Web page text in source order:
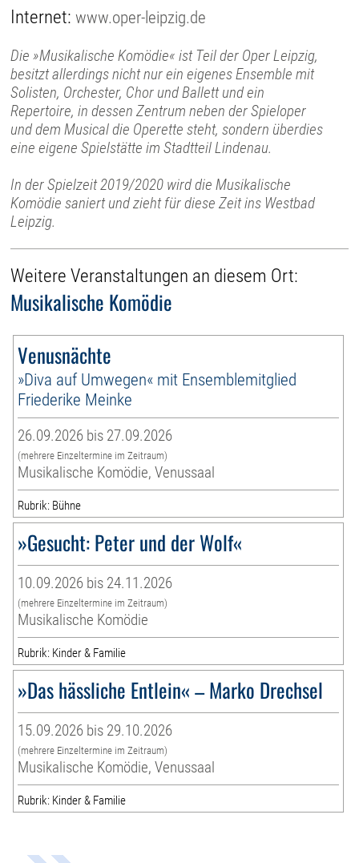
Internet:www.oper-leipzig.de
Die »Musikalische Komödie« ist Teil der Oper Leipzig,
besitzt allerdings nicht nur ein eigenes Ensemble mit
Solisten, Orchester, Chor und Ballett und ein
Repertoire, in dessen Zentrum neben der Spieloper
und dem Musical die Operette steht, sondern überdies
eine eigene Spielstätte im Stadtteil Lindenau.
In der Spielzeit 2019/2020 wird die Musikalische
Komödie saniert und zieht für diese Zeit ins Westbad
Leipzig.
Weitere Veranstaltungen an diesem Ort:
Musikalische Komödie
Venusnächte
»Diva auf Umwegen« mit Ensemblemitglied
Friederike Meinke
26.09.2026 bis 27.09.2026
(mehrere Einzeltermine im Zeitraum)
Musikalische Komödie, Venussaal
Rubrik: Bühne
»Gesucht: Peter und der Wolf«
10.09.2026 bis 24.11.2026
(mehrere Einzeltermine im Zeitraum)
Musikalische Komödie
Rubrik: Kinder & Familie
»Das hässliche Entlein« – Marko Drechsel
15.09.2026 bis 29.10.2026
(mehrere Einzeltermine im Zeitraum)
Musikalische Komödie, Venussaal
Rubrik: Kinder & Familie